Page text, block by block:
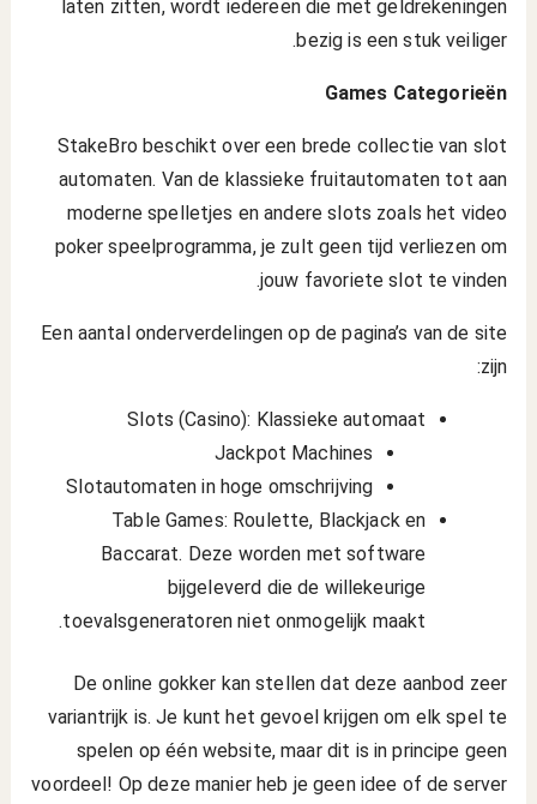
laten zitten, wordt iedereen die met geldrekeningen
bezig is een stuk veiliger.
Games Categorieën
StakeBro beschikt over een brede collectie van slot
automaten. Van de klassieke fruitautomaten tot aan
moderne spelletjes en andere slots zoals het video
poker speelprogramma, je zult geen tijd verliezen om
jouw favoriete slot te vinden.
Een aantal onderverdelingen op de pagina’s van de site
zijn:
Slots (Casino): Klassieke automaat
Jackpot Machines
Slotautomaten in hoge omschrijving
Table Games: Roulette, Blackjack en
Baccarat. Deze worden met software
bijgeleverd die de willekeurige
toevalsgeneratoren niet onmogelijk maakt.
De online gokker kan stellen dat deze aanbod zeer
variantrijk is. Je kunt het gevoel krijgen om elk spel te
spelen op één website, maar dit is in principe geen
voordeel! Op deze manier heb je geen idee of de server